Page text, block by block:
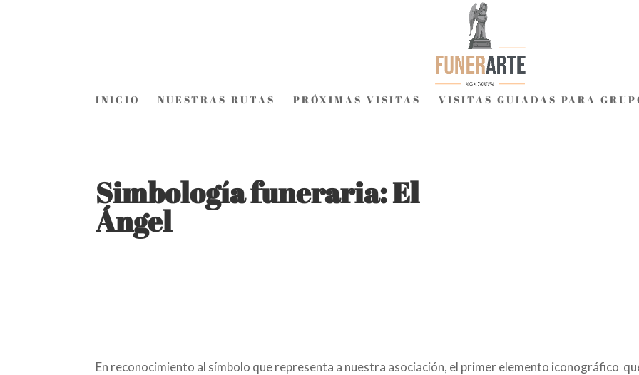
INICIO NUESTRAS RUTAS PRÓXIMAS VISITAS VISITAS GUIADAS PARA
Simbología funeraria: El
Ángel
En reconocimiento al símbolo que representa a nuestra asociación, el primer elemento iconográfico